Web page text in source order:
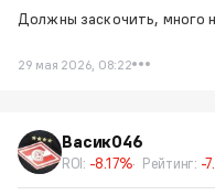
Должны заскочить, много
29 мая 2026, 08:22
Васик046
ROI: -8.17% Рейтинг: -